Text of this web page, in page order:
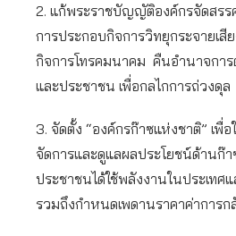
2. แก้พระราชบัญญัติองค์กรจัดสร
การประกอบกิจการวิทยุกระจายเสี
กิจการโทรคมนาคม คืนอำนาจกา
และประชาชน เพื่อกลไกการถ่วงดุล
3. จัดตั้ง “องค์กรก๊าซแห่งชาติ” เพื่
จัดการและดูแลผลประโยชน์ด้านก๊า
ประชาชนได้ใช้พลังงานในประเทศ
รวมถึงกำหนดเพดานราคาค่าการก